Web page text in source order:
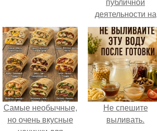
деятельности на
фоне слухов о
своем здоровье.
Самые необычные,
но очень вкусные
Не спешите
выливать.